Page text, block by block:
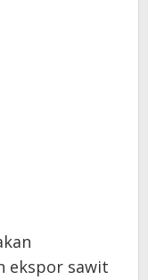
ekspor sawit